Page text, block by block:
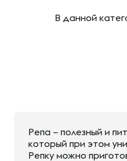
В данной
Репа – полезный и
который при этом
Репку можно